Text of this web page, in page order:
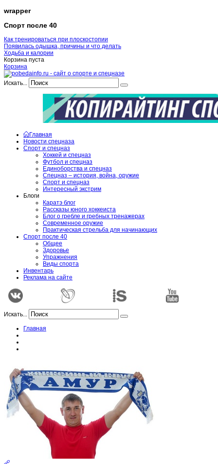
wrapper
Спорт после 40
Как тренироваться при плоскостопии
Появилась одышка, причины и что делать
Ходьба и калории
Корзина пуста
Корзина
Искать...
Главная
Новости спецназа
Спорт и спецназ
Хоккей и спецназ
Футбол и спецназ
Единоборства и спецназ
Спецназ – история, война, оружие
Спорт и спецназ
Интересный экстрим
Блоги
Каратэ блог
Рассказы юного хоккеиста
Блог о гребле и гребных тренажерах
Современное оружие
Практическая стрельба для начинающих
Спорт после 40
Общее
Здоровье
Упражнения
Виды спорта
Инвентарь
Реклама на сайте
Искать...
Главная